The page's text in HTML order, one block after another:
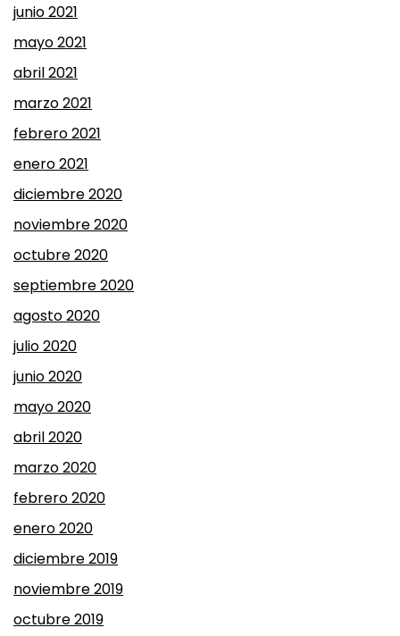
junio 2021
mayo 2021
abril 2021
marzo 2021
febrero 2021
enero 2021
diciembre 2020
noviembre 2020
octubre 2020
septiembre 2020
agosto 2020
julio 2020
junio 2020
mayo 2020
abril 2020
marzo 2020
febrero 2020
enero 2020
diciembre 2019
noviembre 2019
octubre 2019